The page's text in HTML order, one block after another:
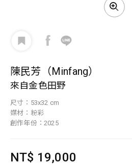
陳民芳（Minfang）
來自金色田野
尺寸：53x32 cm
媒材：粉彩
創作年份：2025
NT$ 19,000